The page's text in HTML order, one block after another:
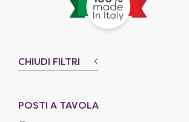
CHIUDI FILTRI
POSTI A TAVOLA